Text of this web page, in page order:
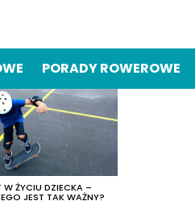
PORADY ROWEROWE
W ŻYCIU DZIECKA –
JEST TAK WAŻNY?